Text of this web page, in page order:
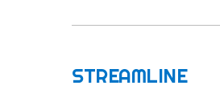
STREAMLINE